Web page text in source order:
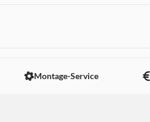
Montage-Service